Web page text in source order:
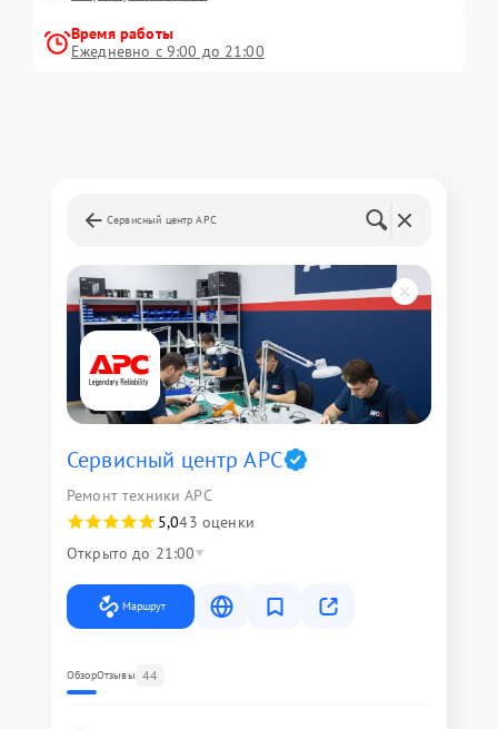
Время работы
Ежедневно с 9:00 до 21:00
Сервисный центр APC
Сервисный центр APC
Ремонт техники APC
5,043 оценки
Открыто до 21:00
Маршрут
ОбзорОтзывы 44